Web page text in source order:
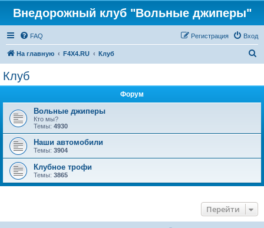
Внедорожный клуб "Вольные джиперы"
FAQ Вход
Регистрация
На главную F4X4.RU Клуб
Клуб
Форум
Вольные джиперы
Кто мы?
Темы: 4930
Наши автомобили
Темы: 3904
Клубное трофи
Темы: 3865
Перейти